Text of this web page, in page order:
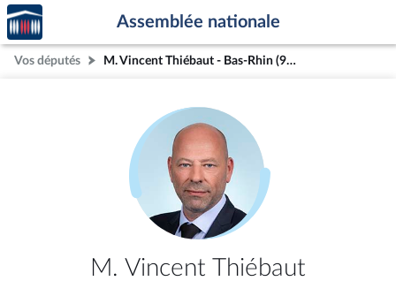
Aller au contenu
Aller en bas de la page
Accèder
à la
page
d'accueil
Assemblée nationale
Vos députés M. Vincent Thiébaut - Bas-Rhin (9e circonscription)
M. Vincent Thiébaut